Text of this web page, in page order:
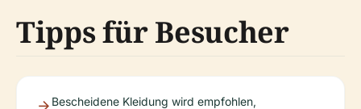
Tipps für Besucher
Bescheidene Kleidung wird empfohlen,